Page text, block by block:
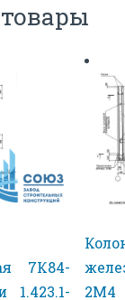
7К84-
2М4